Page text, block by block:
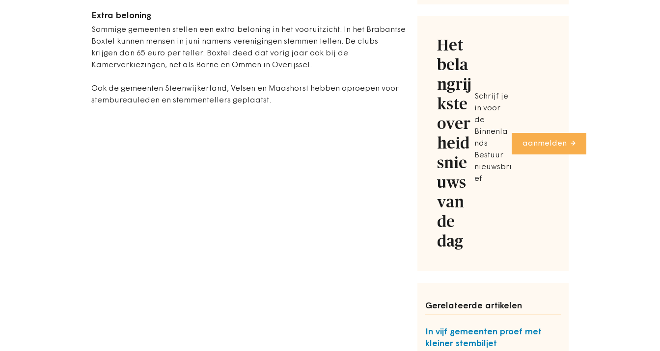
Het
bela
ngrij
kste
over
heid
snie
uws
van
de
dag
Schrijf je
in voor
de
Binnenla
nds
Bestuur
nieuwsbri
ef
aanmelden
Gerelateerde artikelen
In vijf gemeenten proef met
kleiner stembiljet
Extra beloning
Sommige gemeenten stellen een extra beloning in het vooruitzicht. In het Brabantse
Boxtel kunnen mensen in juni namens verenigingen stemmen tellen. De clubs
krijgen dan 65 euro per teller. Boxtel deed dat vorig jaar ook bij de
Kamerverkiezingen, net als Borne en Ommen in Overijssel.
Ook de gemeenten Steenwijkerland, Velsen en Maashorst hebben oproepen voor
stembureauleden en stemmentellers geplaatst.